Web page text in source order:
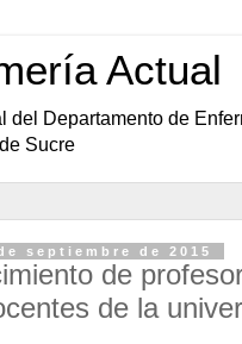
Actual
del Departamento de
Sucre
septiembre de 2015
de
de la